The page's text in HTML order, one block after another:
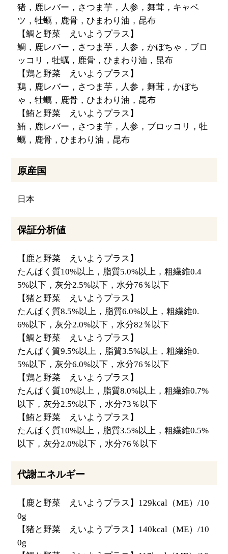
猪，鹿レバー，さつま芋，人参，舞茸，キャベ
ツ，牡蠣，鹿骨，ひまわり油，昆布
【鯛と野菜 えいようプラス】
鯛，鹿レバー，さつま芋，人参，かぼちゃ，ブロ
ッコリ，牡蠣，鹿骨，ひまわり油，昆布
【鶏と野菜 えいようプラス】
鶏，鹿レバー，さつま芋，人参，舞茸，かぼち
ゃ，牡蠣，鹿骨，ひまわり油，昆布
【鮪と野菜 えいようプラス】
鮪，鹿レバー，さつま芋，人参，ブロッコリ，牡
蠣，鹿骨，ひまわり油，昆布
原産国
日本
保証分析値
【鹿と野菜 えいようプラス】
たんぱく質10%以上，脂質5.0%以上，粗繊維0.4
5%以下，灰分2.5%以下，水分76％以下
【猪と野菜 えいようプラス】
たんぱく質8.5%以上，脂質6.0%以上，粗繊維0.
6%以下，灰分2.0%以下，水分82％以下
【鯛と野菜 えいようプラス】
たんぱく質9.5%以上，脂質3.5%以上，粗繊維0.
5%以下，灰分6.0%以下，水分76％以下
【鶏と野菜 えいようプラス】
たんぱく質10%以上，脂質8.0%以上，粗繊維0.7%
以下，灰分2.5%以下，水分73％以下
【鮪と野菜 えいようプラス】
たんぱく質10%以上，脂質3.5%以上，粗繊維0.5%
以下，灰分2.0%以下，水分76％以下
代謝エネルギー
【鹿と野菜 えいようプラス】129kcal（ME）/10
0g
【猪と野菜 えいようプラス】140kcal（ME）/10
0g